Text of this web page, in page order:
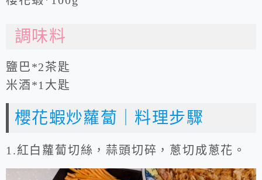
調味料
鹽巴*2茶匙
米酒*1大匙
櫻花蝦炒蘿蔔｜料理步驟
1.紅白蘿蔔切絲，蒜頭切碎，蔥切成蔥花。